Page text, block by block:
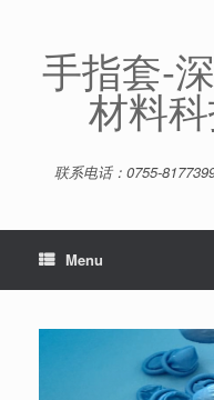
content手指套-
材料
联系电话：0755-
Menu